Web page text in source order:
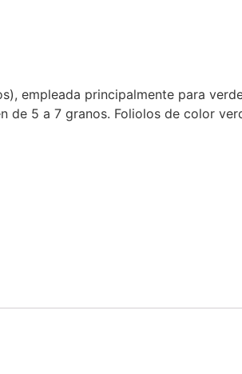
empleada principalmente para
5 a 7 granos. Foliolos de color